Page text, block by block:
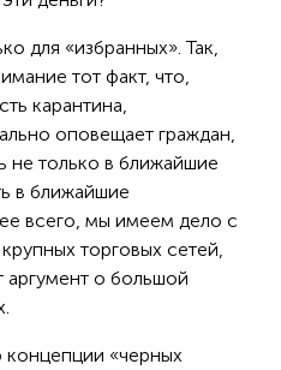
для «избранных». Так,
тот факт, что,
карантина,
оповещает граждан,
не только в ближайшие
в ближайшие
всего, мы имеем дело с
торговых сетей,
о большой
концепции «черных